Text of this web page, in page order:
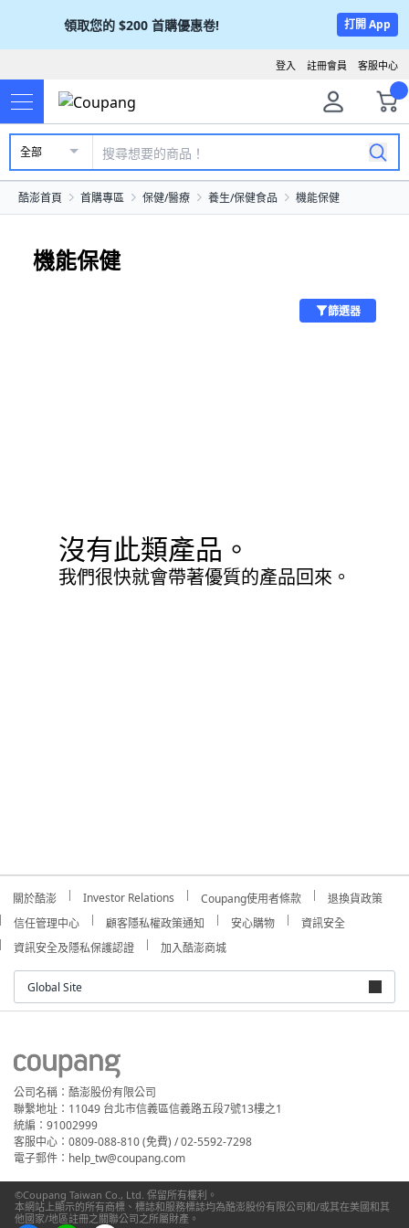
領取您的 $200 首購優惠卷! 打開 App
客服中心
註冊會員
登入
全部
酷澎首頁 首購專區 保健/醫療 養生/保健食品 機能保健
機能保健
篩選器
沒有此類產品。
我們很快就會帶著優質的產品回來。
關於酷澎 Investor Relations Coupang使用者條款
退換貨政策
信任管理中心
顧客隱私權政策通知 安心購物
資訊安全
資訊安全及隱私保護認證
加入酷澎商城
Global Site
公司名稱：酷澎股份有限公司
聯繫地址：11049 台北市信義區信義路五段7號13樓之1
統編：91002999
客服中心：0809-088-810 (免費) / 02-5592-7298
電子郵件：help_tw@coupang.com
©Coupang Taiwan Co., Ltd. 保留所有權利。
本網站上顯示的所有商標、標誌和服務標誌均為酷澎股份有限公司和/或其在美國和其
他國家/地區註冊之關聯公司之所屬財產。